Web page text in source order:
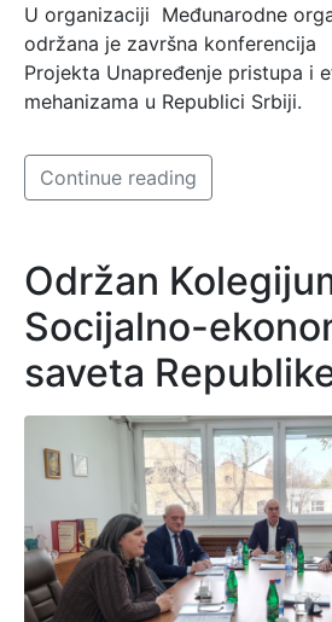
U organizaciji Međunarodne
održana je završna konferencija
Projekta Unapređenje pristupa i
mehanizama u Republici Srbiji.
Continue reading
Održan
Socijalno-
saveta